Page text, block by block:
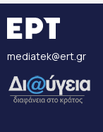
mediatek@ert.gr